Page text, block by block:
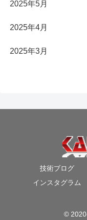
2025年5月
2025年4月
2025年3月
技術ブログ
インスタグラム
©